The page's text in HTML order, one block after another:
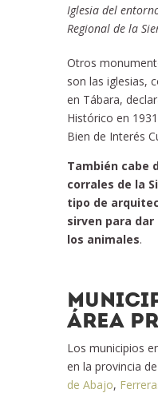
Iglesia del
Regional de la
Otros
son las iglesias,
en Tábara,
Histórico en
Bien de Interés
También cabe
corrales de la
tipo de
sirven para
los animales.
ÁREA
Los municipios
en la provincia
de Abajo,